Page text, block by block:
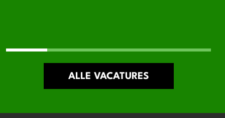
ALLE VACATURES